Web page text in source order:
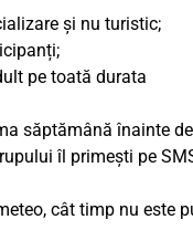
și nu turistic;
pe toată durata
săptămână înainte de
îl primești pe
cât timp nu este